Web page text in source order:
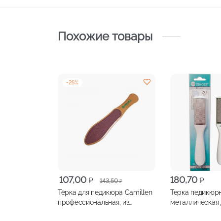
Похожие товары
-25%
143,50₽
Первоначальная
цена
составляла
107,00 ₽
Текущая
цена:
107,00 ₽.
Тёрка для педикюра Camillen
профессиональная, из
180,70 ₽
Терка педикюрная
металлическая